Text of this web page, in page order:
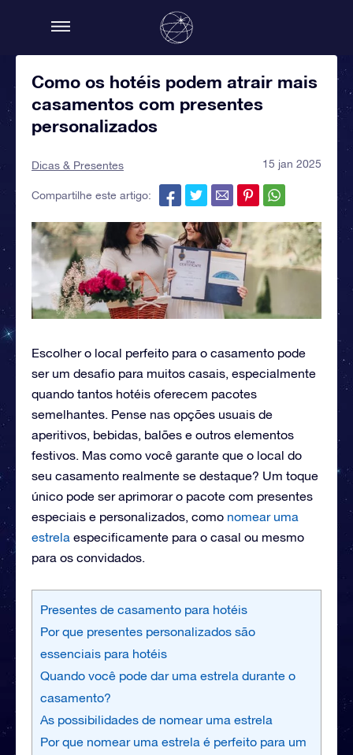
Como os hotéis podem atrair mais
casamentos com presentes
personalizados
Dicas & Presentes 15 jan 2025
Compartilhe este artigo:
Escolher o local perfeito para o casamento pode
ser um desafio para muitos casais, especialmente
quando tantos hotéis oferecem pacotes
semelhantes. Pense nas opções usuais de
aperitivos, bebidas, balões e outros elementos
festivos. Mas como você garante que o local do
seu casamento realmente se destaque? Um toque
único pode ser aprimorar o pacote com presentes
especiais e personalizados, como nomear uma
estrela especificamente para o casal ou mesmo
para os convidados.
Presentes de casamento para hotéis
Por que presentes personalizados são
essenciais para hotéis
Quando você pode dar uma estrela durante o
casamento?
As possibilidades de nomear uma estrela
Por que nomear uma estrela é perfeito para um